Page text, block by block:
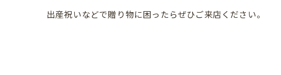
出産祝いなどで贈り物に困ったらぜひご来店ください。